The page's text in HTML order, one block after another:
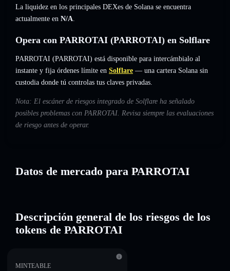
La liquidez en los principales DEXes de Solana se encuentra
actualmente en N/A.
Opera con PARROTAI (PARROTAI) en Solflare
PARROTAI (PARROTAI) está disponible para intercámbialo al
instante y fija órdenes límite en Solflare — una cartera Solana sin
custodia donde tú controlas tus claves privadas.
Nota: El escáner de riesgos integrado de Solflare ha señalado
posibles problemas con PARROTAI. Revisa siempre las evaluaciones
de riesgo antes de operar.
Datos de mercado para PARROTAI
Descripción general de los riesgos de los
tokens de PARROTAI
MINTEABLE